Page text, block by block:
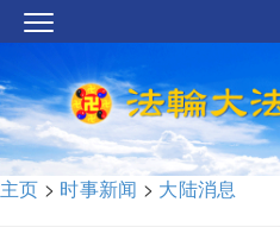
主页 > 时事新闻 > 大陆消息